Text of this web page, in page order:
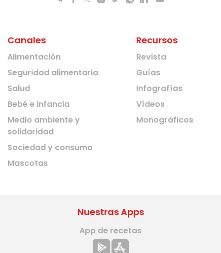
Canales
Alimentación
Seguridad alimentaria
Salud
Bebé e infancia
Medio ambiente y
solidaridad
Sociedad y consumo
Mascotas
Recursos
Revista
Guías
Infografías
Vídeos
Monográficos
Nuestras Apps
App de recetas